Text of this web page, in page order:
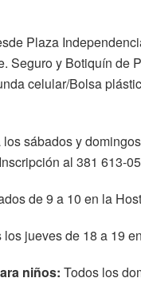
Plaza
Seguro y Botiquín de
celular/Bolsa
los sábados y
al 381 613-
de 9 a 10 en la
los jueves de 18 a 19
niños: Todos los